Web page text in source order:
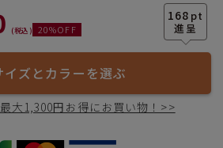
168 pt
税込 20%OFF
イズとカラーを選ぶ
大1,300円お得にお買い物！>>